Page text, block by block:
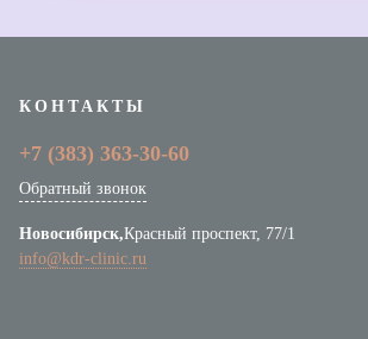
КОНТАКТЫ
+7 (383) 363-30-60
Обратный звонок
Новосибирск,Красный проспект, 77/1
info@kdr-clinic.ru